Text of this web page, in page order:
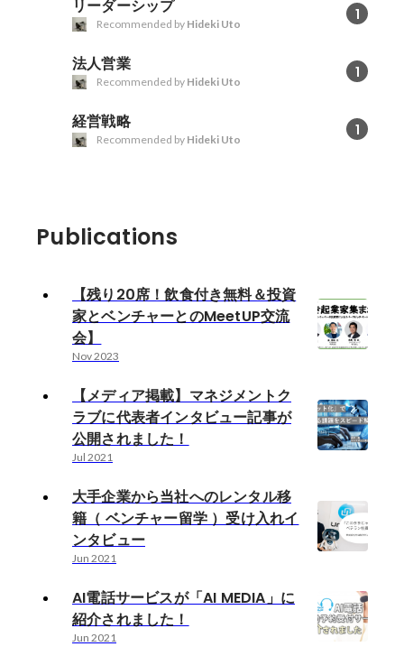
リーダーシップ 1
Recommended by Hideki Uto
法人営業 1
Recommended by Hideki Uto
経営戦略 1
Recommended by Hideki Uto
Publications
【残り20席！飲食付き無料＆投資
家とベンチャーとのMeetUP交流
会】
Nov 2023
【メディア掲載】マネジメントク
ラブに代表者インタビュー記事が
公開されました！
Jul 2021
大手企業から当社へのレンタル移
籍（ ベンチャー留学 ）受け入れイ
ンタビュー
Jun 2021
AI電話サービスが「AI MEDIA」に
紹介されました！
Jun 2021